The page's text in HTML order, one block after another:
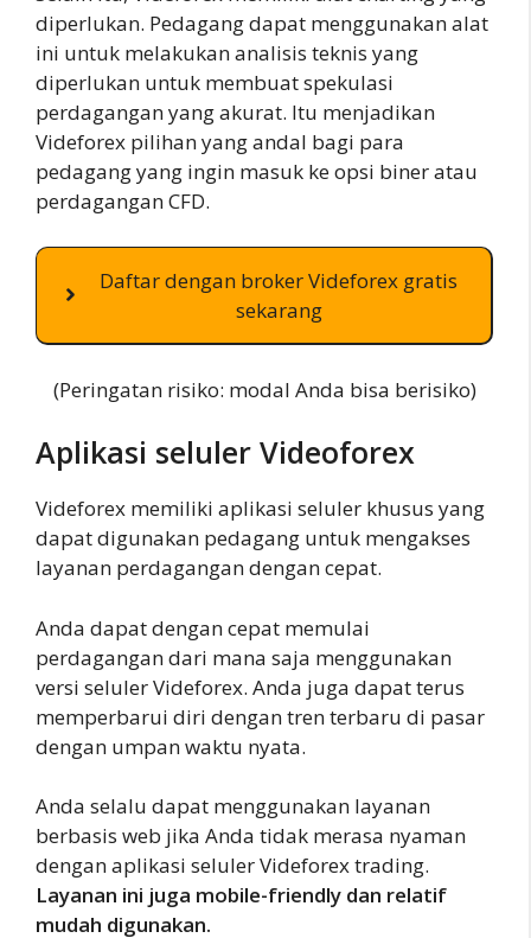
diperlukan. Pedagang dapat menggunakan alat
ini untuk melakukan analisis teknis yang
diperlukan untuk membuat spekulasi
perdagangan yang akurat. Itu menjadikan
Videforex pilihan yang andal bagi para
pedagang yang ingin masuk ke opsi biner atau
perdagangan CFD.
Daftar dengan broker Videforex gratis
sekarang
(Peringatan risiko: modal Anda bisa berisiko)
Aplikasi seluler Videoforex
Videforex memiliki aplikasi seluler khusus yang
dapat digunakan pedagang untuk mengakses
layanan perdagangan dengan cepat.
Anda dapat dengan cepat memulai
perdagangan dari mana saja menggunakan
versi seluler Videforex. Anda juga dapat terus
memperbarui diri dengan tren terbaru di pasar
dengan umpan waktu nyata.
Anda selalu dapat menggunakan layanan
berbasis web jika Anda tidak merasa nyaman
dengan aplikasi seluler Videforex trading.
Layanan ini juga mobile-friendly dan relatif
mudah digunakan.